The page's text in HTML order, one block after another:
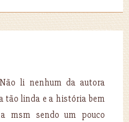
li nenhum da autora
tão linda e a história bem
msm sendo um pouco